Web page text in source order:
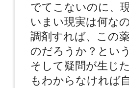
でてこないのに、
いまい現実は何な
調剤すれば、この
のだろうか？とい
そして疑問が生じ
もわからなければ